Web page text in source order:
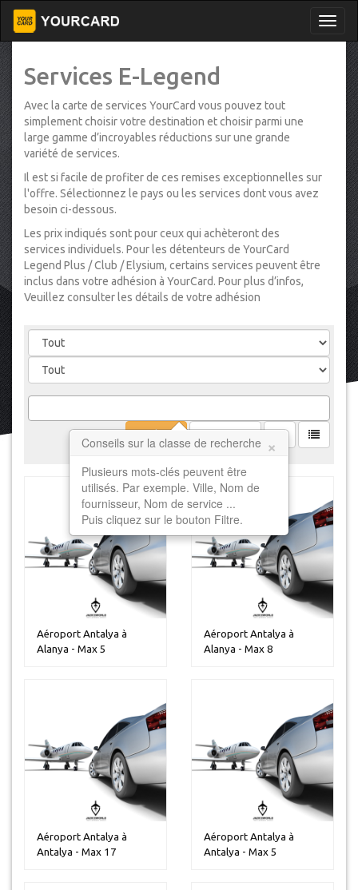
Services E-Legend
Avec la carte de services YourCard vous pouvez tout
simplement choisir votre destination et choisir parmi une
large gamme d’incroyables réductions sur une grande
variété de services.
Il est si facile de profiter de ces remises exceptionnelles sur
l'offre. Sélectionnez le pays ou les services dont vous avez
besoin ci-dessous.
Les prix indiqués sont pour ceux qui achèteront des
services individuels. Pour les détenteurs de YourCard
Legend Plus / Club / Elysium, certains services peuvent être
inclus dans votre adhésion à YourCard. Pour plus d’infos,
Veuillez consulter les détails de votre adhésion
Conseils sur la classe de recherche ×
Plusieurs mots-clés peuvent être
utilisés. Par exemple. Ville, Nom de
fournisseur, Nom de service ...
Puis cliquez sur le bouton Filtre.
Aéroport Antalya à
Alanya - Max 5
Aéroport Antalya à
Alanya - Max 8
Aéroport Antalya à
Antalya - Max 17
Aéroport Antalya à
Antalya - Max 5